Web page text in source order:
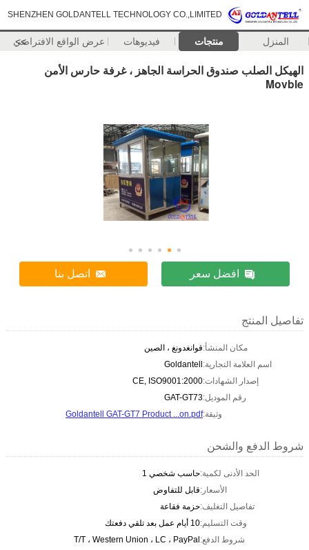
SHENZHEN GOLDANTELL TECHNOLOGY CO.,LIMITED
المنزل منتجات فيديوهات عرض الواقع الافتراضي
>>
الهيكل الصلب صندوق الحراسة الجاهز ، غرفة حارس الأمن
Movble
افضل سعر اتصل بنا
تفاصيل المنتج
مكان المنشأ:قوانغدونغ ، الصين
اسم العلامة التجارية:Goldantell
إصدار الشهادات:CE, ISO9001:2000
رقم الموديل:GAT-GT73
وثيقة:Goldantell GAT-GT7 Product ...on.pdf
شروط الدفع والشحن
الحد الأدنى لكمية:حاسب شخصي 1
الأسعار:قابل للتفاوض
تفاصيل التغليف:حزمة فقاعة
وقت التسليم:10 أيام عمل بعد تلقي دفعتك
شروط الدفع:T/T ، Western Union ، LC ، PayPal